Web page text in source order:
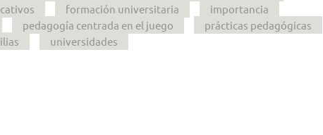
formación universitaria
importancia
pedagogía centrada en el juego
prácticas pedagógicas
universidades